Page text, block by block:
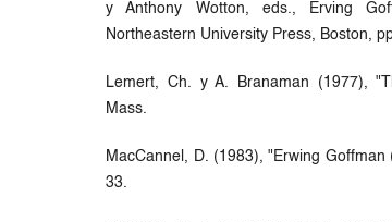
y Anthony Wotton, eds., Erving
Northeastern University Press, Boston,
Lemert, Ch. y A. Branaman (1977),
Mass.
MacCannel, D. (1983), "Erwing
33.